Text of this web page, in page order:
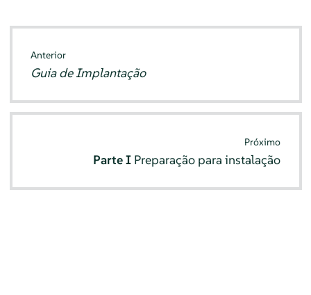
Anterior
Guia de Implantação
Próximo
Parte I Preparação para instalação